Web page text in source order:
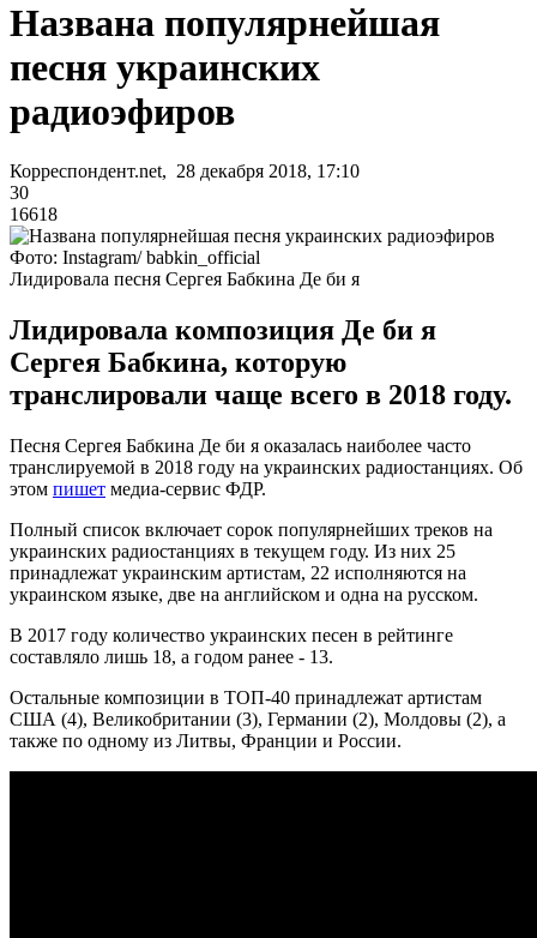
Названа популярнейшая
песня украинских
радиоэфиров
Корреспондент.net, 28 декабря 2018, 17:10
30
16618
Фото: Instagram/ babkin_official
Лидировала песня Сергея Бабкина Де би я
Лидировала композиция Де би я
Сергея Бабкина, которую
транслировали чаще всего в 2018 году.
Песня Сергея Бабкина Де би я оказалась наиболее часто
транслируемой в 2018 году на украинских радиостанциях. Об
этом пишет медиа-сервис ФДР.
Полный список включает сорок популярнейших треков на
украинских радиостанциях в текущем году. Из них 25
принадлежат украинским артистам, 22 исполняются на
украинском языке, две на английском и одна на русском.
В 2017 году количество украинских песен в рейтинге
составляло лишь 18, а годом ранее - 13.
Остальные композиции в ТОП-40 принадлежат артистам
США (4), Великобритании (3), Германии (2), Молдовы (2), а
также по одному из Литвы, Франции и России.